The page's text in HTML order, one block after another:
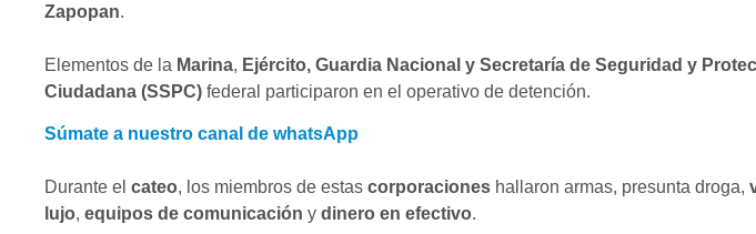
Zapopan.
Elementos de la Marina, Ejército, Guardia Nacional y Secretaría de Seguridad y
Ciudadana (SSPC) federal participaron en el operativo de detención.
Súmate a nuestro canal de whatsApp
Durante el cateo, los miembros de estas corporaciones hallaron armas, presunta droga,
lujo, equipos de comunicación y dinero en efectivo.